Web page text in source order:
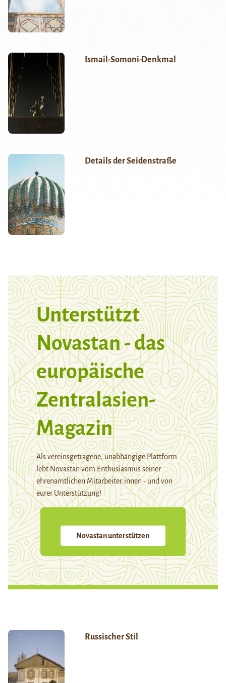
Ismail-Somoni-Denkmal
Details der Seidenstraße
Unterstützt
Novastan - das
europäische
Zentralasien-
Magazin
Als vereinsgetragene, unabhängige Plattform
lebt Novastan vom Enthusiasmus seiner
ehrenamtlichen Mitarbeiter:innen - und von
eurer Unterstützung!
Novastan unterstützen
Russischer Stil